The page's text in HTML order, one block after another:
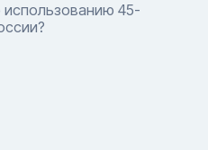
использованию 45-